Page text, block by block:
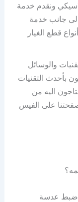
ونقدم خدمة
جانب خدمة
قطع الغيار
والوسائل
بأحدث التقنيات
اليه من
على الفيس
ضبط عدسة